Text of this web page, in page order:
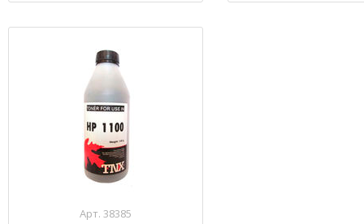
Арт. 38385